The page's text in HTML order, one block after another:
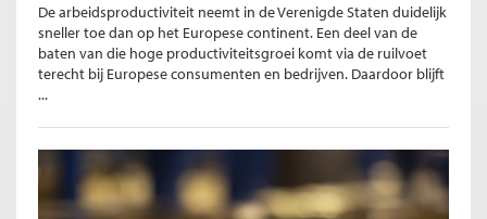
De arbeidsproductiviteit neemt in de Verenigde Staten duidelijk
sneller toe dan op het Europese continent. Een deel van de
baten van die hoge productiviteitsgroei komt via de ruilvoet
terecht bij Europese consumenten en bedrijven. Daardoor blijft
...